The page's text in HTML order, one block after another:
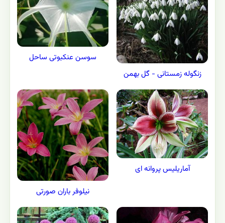
زنگوله زمستانی - گل بهمن
سوسن عنکبوتی ساحل
آماریلیس پروانه ای
نیلوفر باران صورتی